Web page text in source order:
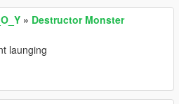
» Destructor Monster
launging